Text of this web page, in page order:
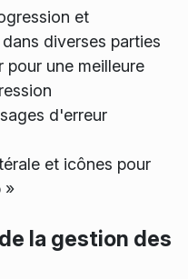
et
diverses parties
une meilleure
d'erreur
et icônes pour
»
la gestion des